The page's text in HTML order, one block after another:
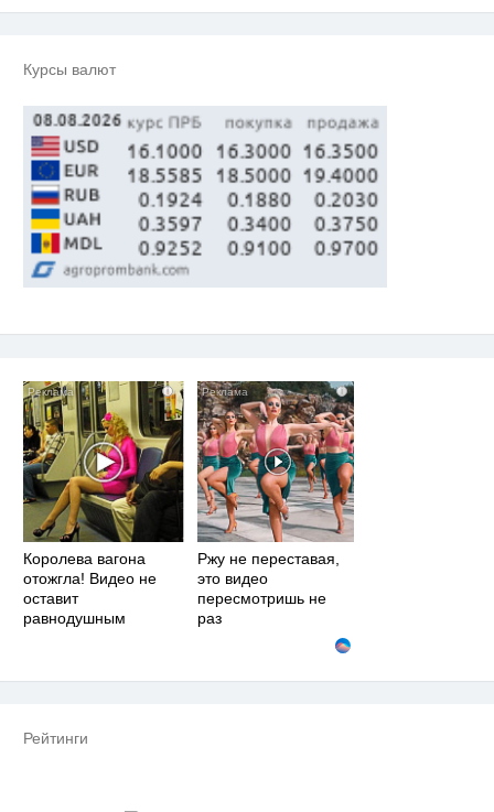
Курсы валют
i
Королева вагона
отожгла! Видео не
оставит
равнодушным
i
Ржу не переставая,
это видео
пересмотришь не
раз
Рейтинги